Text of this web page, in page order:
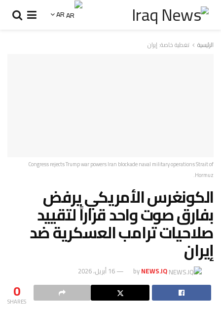
AR
الرئيسية تغطية خاصة: إيران
Congress rejects Trump war powers Iran blockade naval military operations Strait of
Hormuz.
الكونغرس الأمريكي يرفض
بفارق صوت واحد قراراً لتقييد
صلاحيات ترامب العسكرية ضد
إيران
byNEWS.IQ 16 أبريل، 2026
0
SHARES